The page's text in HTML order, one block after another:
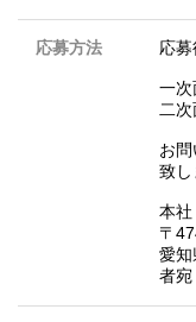
応募方法 応
一次
二
お
致し
本社
〒
愛
者宛